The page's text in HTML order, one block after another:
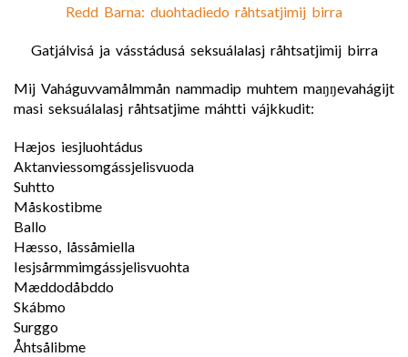
Redd Barna: duohtadiedo råhtsatjimij birra
Gatjálvisá ja vásstádusá seksuálalasj råhtsatjimij birra
Mij Vaháguvvamålmmån nammadip muhtem maŋŋevahágijt
masi seksuálalasj råhtsatjime máhtti vájkkudit:
Hæjos iesjluohtádus
Aktanviessomgássjelisvuoda
Suhtto
Måskostibme
Ballo
Hæsso, låssåmiella
Iesjsårmmimgássjelisvuohta
Mæddodåbddo
Skábmo
Surggo
Åhtsålibme